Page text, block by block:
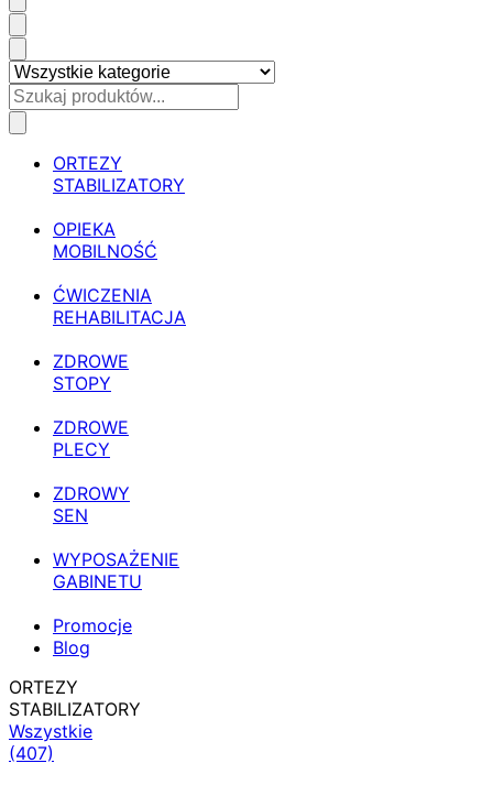
ORTEZY
STABILIZATORY
OPIEKA
MOBILNOŚĆ
ĆWICZENIA
REHABILITACJA
ZDROWE
STOPY
ZDROWE
PLECY
ZDROWY
SEN
WYPOSAŻENIE
GABINETU
Promocje
Blog
ORTEZY
STABILIZATORY
Wszystkie
(407)